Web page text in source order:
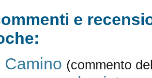
e
Camino (commento